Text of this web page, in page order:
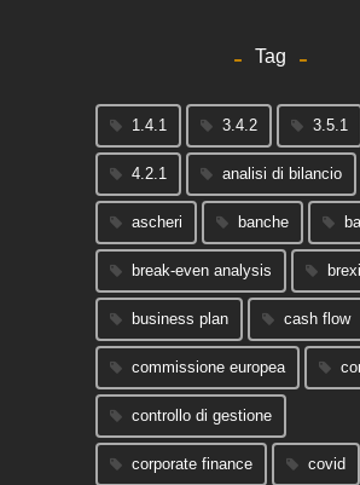
Tag
1.4.1 3.4.2 3.5.1
4.2.1 analisi di bilancio
ascheri banche
break-even analysis
business plan cash flow
commissione europea
controllo di gestione
corporate finance covid